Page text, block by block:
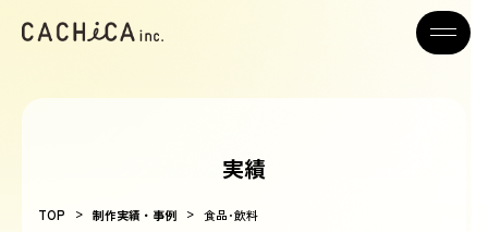
実績
TOP > 制作実績・事例 > 食品･飲料